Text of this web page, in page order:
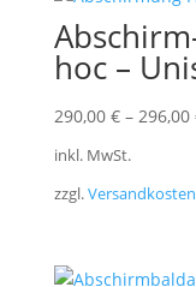
hoc –
290,00 €– 296,00
inkl. MwSt.
zzgl.Versandkosten